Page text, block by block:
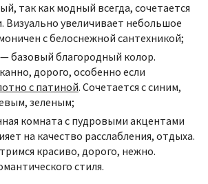
так как модный всегда, сочетается
Визуально увеличивает небольшое
с белоснежной сантехникой;
базовый благородный колор.
дорого, особенно если
с патиной. Сочетается с синим,
зеленым;
комната с пудровыми акцентами
на качество расслабления, отдыха.
красиво, дорого, нежно.
стиля.